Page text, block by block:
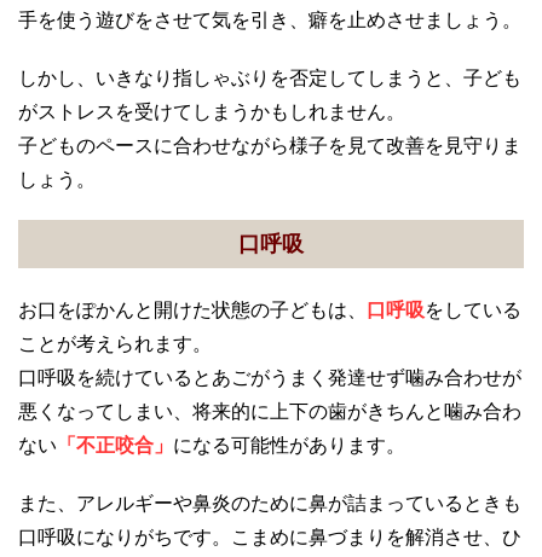
手を使う遊びをさせて気を引き、癖を止めさせましょう。
しかし、いきなり指しゃぶりを否定してしまうと、子ども
がストレスを受けてしまうかもしれません。
子どものペースに合わせながら様子を見て改善を見守りま
しょう。
口呼吸
お口をぽかんと開けた状態の子どもは、 口呼吸をしている
ことが考えられます。
口呼吸を続けているとあごがうまく発達せず噛み合わせが
悪くなってしまい、将来的に上下の歯がきちんと噛み合わ
ない 「不正咬合」 になる可能性があります。
また、アレルギーや鼻炎のために鼻が詰まっているときも
口呼吸になりがちです。こまめに鼻づまりを解消させ、ひ